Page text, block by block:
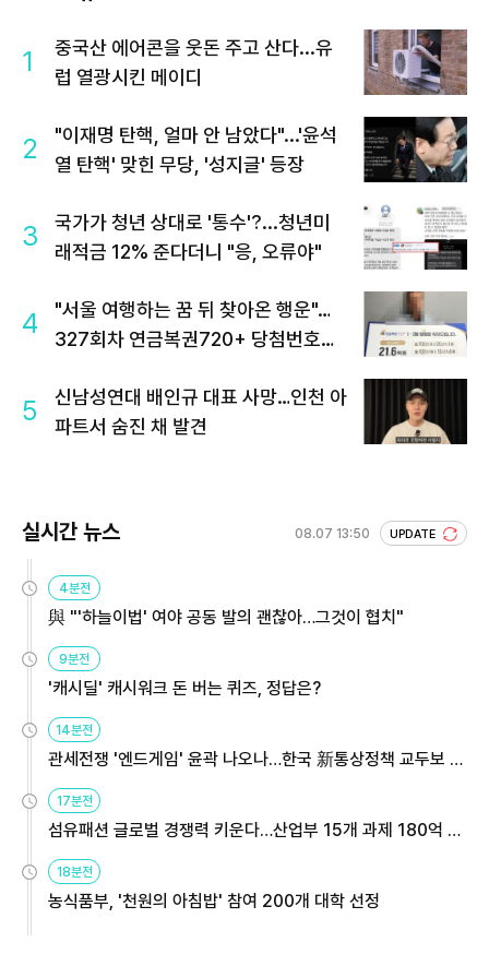
1
중국산 에어콘을 웃돈 주고 산다...유
럽 열광시킨 메이디
2
"이재명 탄핵, 얼마 안 남았다"...'윤석
열 탄핵' 맞힌 무당, '성지글' 등장
3
국가가 청년 상대로 '통수'?...청년미
래적금 12% 준다더니 "응, 오류야"
4
"서울 여행하는 꿈 뒤 찾아온 행운"…
327회차 연금복권720+ 당첨번호조
5
신남성연대 배인규 대표 사망…인천 아
파트서 숨진 채 발견
실시간 뉴스 08.07 13:50 UPDATE
4분전
與 "'하늘이법' 여야 공동 발의 괜찮아…그것이 협치"
9분전
'캐시딜' 캐시워크 돈 버는 퀴즈, 정답은?
14분전
관세전쟁 '엔드게임' 윤곽 나오나…한국 新통상정책 교두보 활
용해야
17분전
섬유패션 글로벌 경쟁력 키운다…산업부 15개 과제 180억 지
원
18분전
농식품부, '천원의 아침밥' 참여 200개 대학 선정